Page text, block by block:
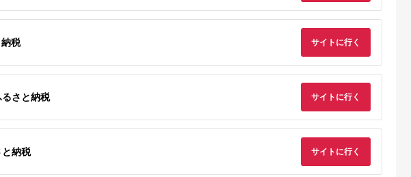
塩竈市
（共通食事券）
円分 /
:84,000円
設で使えるお食事券セ
ット 六千円分
「むぎのいえ」ギフト
カード（1500円分）
焼肉ヨコムラの食事
券 K189-006
円
京都 府京都市
【とらふぐ料理玄品
京都祇園店・四条店
烏丸店 お食事券
(3,000円分)［ 京都
ぐ料理 フグ 四条 げ
ぴん 割引 チケット
フト 人気 おすすめ
ルメ 食事 ランチ デ
寄付金額:
税 サイトに行く
さと納税 サイトに行く
納税 サイトに行く